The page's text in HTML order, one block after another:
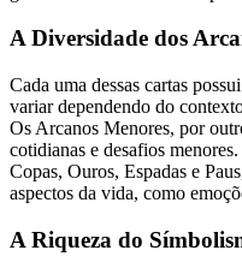
A Diversidade dos
Cada uma dessas cartas
variar dependendo do
Os Arcanos Menores, por
cotidianas e desafios
Copas, Ouros, Espadas e
aspectos da vida, como
A Riqueza do